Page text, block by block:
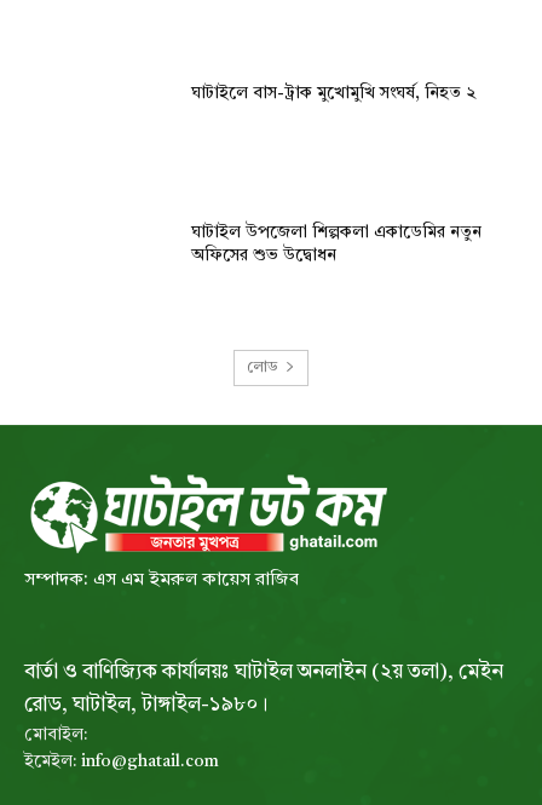
ঘাটাইলে বাস-ট্রাক মুখোমুখি সংঘর্ষ, নিহত ২
ঘাটাইল উপজেলা শিল্পকলা একাডেমির নতুন
অফিসের শুভ উদ্বোধন
লোড
সম্পাদক: এস এম ইমরুল কায়েস রাজিব
বার্তা ও বাণিজ্যিক কার্যালয়ঃ ঘাটাইল অনলাইন (২য় তলা), মেইন
রোড, ঘাটাইল, টাঙ্গাইল-১৯৮০।
মোবাইল:
ইমেইল: info@ghatail.com